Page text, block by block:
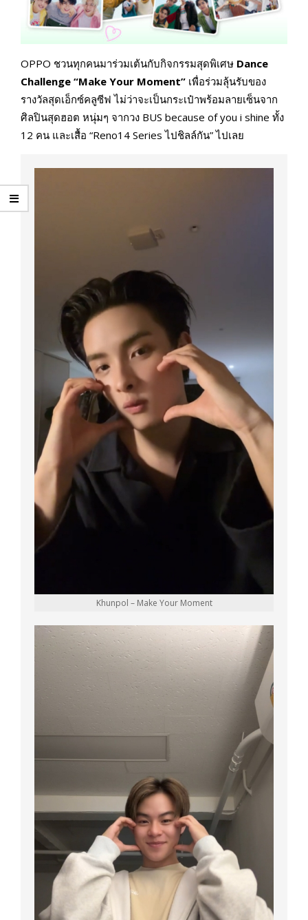
OPPO ชวนทุกคนมาร่วมเต้นกับกิจกรรมสุดพิเศษ Dance
Challenge “Make Your Moment” เพื่อร่วมลุ้นรับของ
รางวัลสุดเอ็กซ์คลูซีฟ ไม่ว่าจะเป็นกระเป๋าพร้อมลายเซ็นจาก
ศิลปินสุดฮอต หนุ่มๆ จากวง BUS because of you i shine ทั้ง
12 คน และเสื้อ “Reno14 Series ไปชิลล์กัน” ไปเลย
Khunpol – Make Your Moment